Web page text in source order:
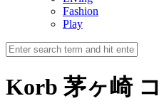
Fashion
Play
Korb 茅ヶ崎